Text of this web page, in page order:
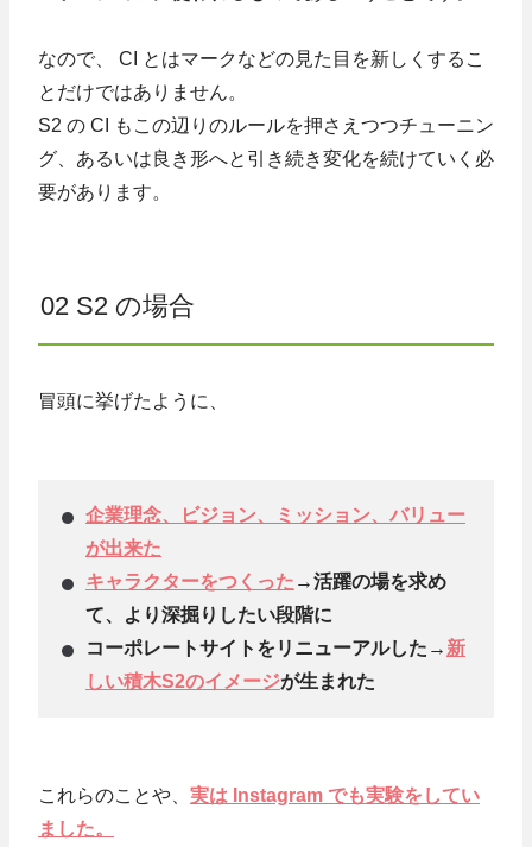
なので、 CI とはマークなどの見た目を新しくするこ
とだけではありません。
S2 の CI もこの辺りのルールを押さえつつチューニン
グ、あるいは良き形へと引き続き変化を続けていく必
要があります。
02 S2 の場合
冒頭に挙げたように、
企業理念、ビジョン、ミッション、バリュー
が出来た
キャラクターをつくった →活躍の場を求め
て、より深掘りしたい段階に
コーポレートサイトをリニューアルした→ 新
しい積木S2のイメージが生まれた
これらのことや、 実は Instagram でも実験をしてい
ました。